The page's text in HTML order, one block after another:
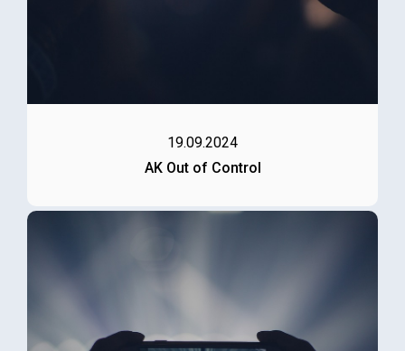
19.09.2024
AK Out of Control